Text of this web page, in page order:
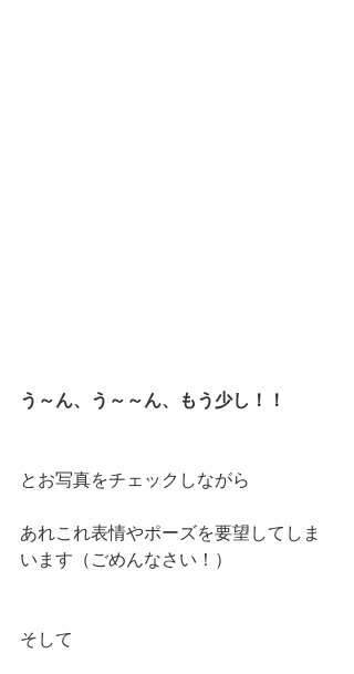
う～ん、う～～ん、もう少し！！
とお写真をチェックしながら
あれこれ表情やポーズを要望してしま
います（ごめんなさい！）
そして